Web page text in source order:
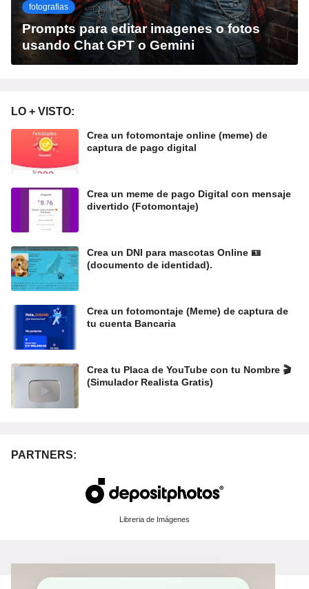
fotografias
Prompts para editar imagenes o fotos
usando Chat GPT o Gemini
LO + VISTO:
Crea un fotomontaje online (meme) de
captura de pago digital
Crea un meme de pago Digital con mensaje
divertido (Fotomontaje)
Crea un DNI para mascotas Online 🪪
(documento de identidad).
Crea un fotomontaje (Meme) de captura de
tu cuenta Bancaria
Crea tu Placa de YouTube con tu Nombre 🎬
(Simulador Realista Gratis)
PARTNERS:
Libreria de Imágenes